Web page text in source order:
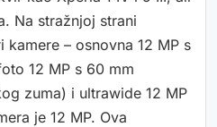
Na stražnjoj strani
– osnovna 12 MP s
12 MP s 60 mm
zuma) i ultrawide 12 MP
je 12 MP. Ova